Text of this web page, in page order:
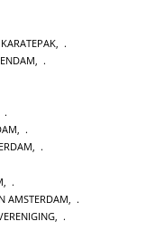
KARATEPAK,
,
,
,
AMSTERDAM